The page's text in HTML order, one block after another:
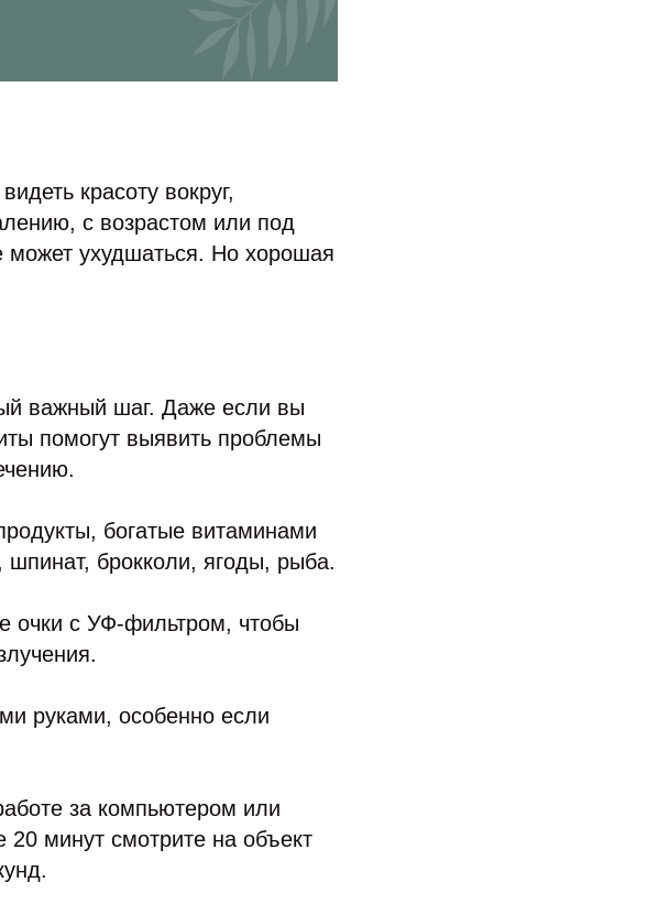
красоту вокруг,
с возрастом или под
может ухудшаться. Но хорошая
важный шаг. Даже если вы
помогут выявить проблемы
богатые витаминами
брокколи, ягоды, рыба.
очки с УФ-фильтром, чтобы
руками, особенно если
за компьютером или
минут смотрите на объект